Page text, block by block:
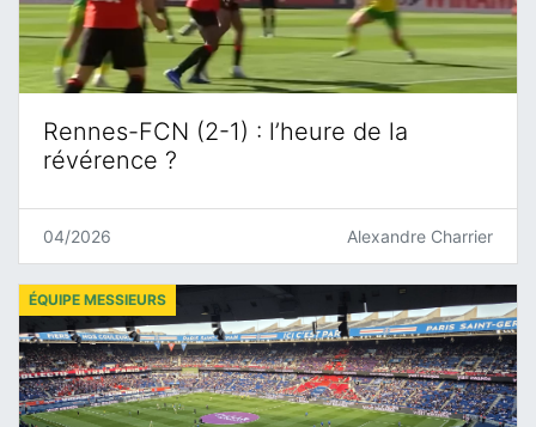
Rennes-FCN (2-1) : l’heure de la
révérence ?
04/2026 Alexandre Charrier
ÉQUIPE MESSIEURS